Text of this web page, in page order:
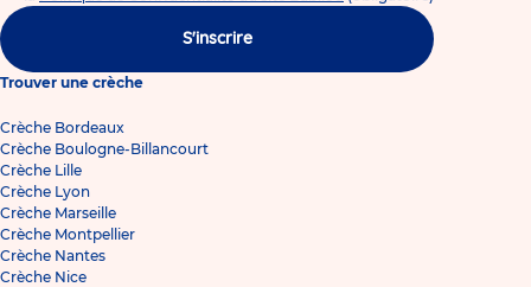
S'inscrire
Trouver une crèche
Crèche Bordeaux
Crèche Boulogne-Billancourt
Crèche Lille
Crèche Lyon
Crèche Marseille
Crèche Montpellier
Crèche Nantes
Crèche Nice